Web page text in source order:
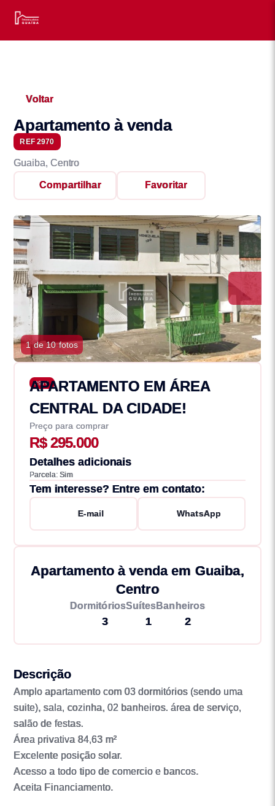
Voltar
Apartamento à venda
REF 2970
Guaiba, Centro
Compartilhar Favoritar
1 de 10 fotos
2970
APARTAMENTO EM ÁREA
CENTRAL DA CIDADE!
Preço para comprar
R$ 295.000
Detalhes adicionais
Parcela: Sim
Tem interesse? Entre em contato:
E-mail WhatsApp
Apartamento à venda em Guaiba,
Centro
Dormitórios
3
Suítes
1
Banheiros
2
Descrição
Amplo apartamento com 03 dormitórios (sendo uma
suite), sala, cozinha, 02 banheiros. área de serviço,
salão de festas.
Área privativa 84,63 m²
Excelente posição solar.
Acesso a todo tipo de comercio e bancos.
Aceita Financiamento.